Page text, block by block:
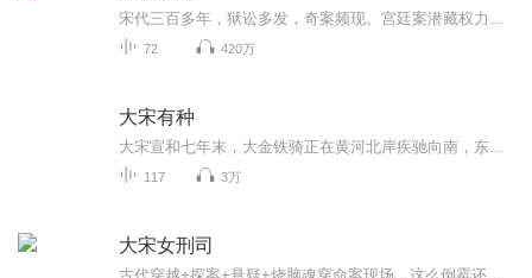
72 420万
大宋有种
117 3万
大宋女刑司